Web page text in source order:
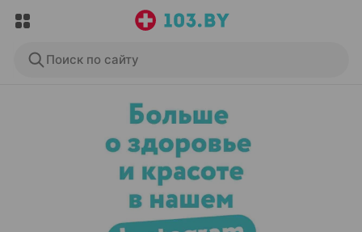
Поиск по сайту
ЭФФЕКТИВНАЯ РЕКЛАМА НА САЙТЕ